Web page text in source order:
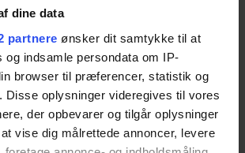
dine data
partnere ønsker dit samtykke til at
og indsamle persondata om IP-
browser til præferencer, statistik og
Disse oplysninger videregives til vores
der opbevarer og tilgår oplysninger
vise dig målrettede annoncer, levere